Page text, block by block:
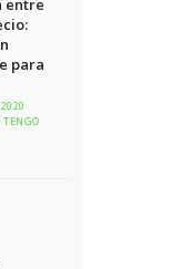
entre
para
TENGO